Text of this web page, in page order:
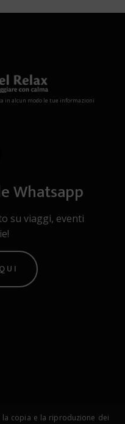
in alcun modo le tue informazioni
Whatsapp
su viaggi, eventi
la copia e la riproduzione dei